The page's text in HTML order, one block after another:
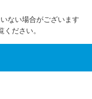
ない場合がございます
ください。